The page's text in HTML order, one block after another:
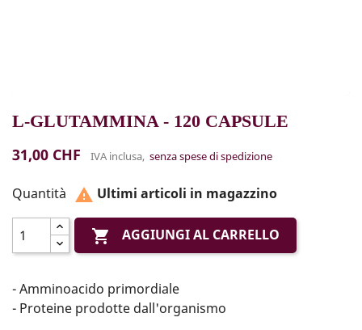
L-GLUTAMMINA - 120 CAPSULE
31,00 CHF IVA inclusa, senza spese di spedizione
Quantità  Ultimi articoli in magazzino
 AGGIUNGI AL CARRELLO
- Amminoacido primordiale
- Proteine prodotte dall'organismo